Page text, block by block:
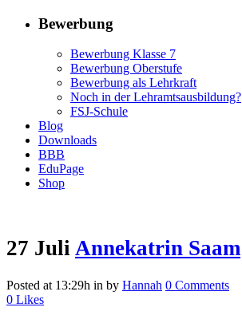
Bewerbung
Bewerbung Klasse 7
Bewerbung Oberstufe
Bewerbung als Lehrkraft
Noch in der Lehramtsausbildung?
FSJ-Schule
Blog
Downloads
BBB
EduPage
Shop
27 Juli Annekatrin Saam
Posted at 13:29h in by Hannah 0 Comments
0 Likes